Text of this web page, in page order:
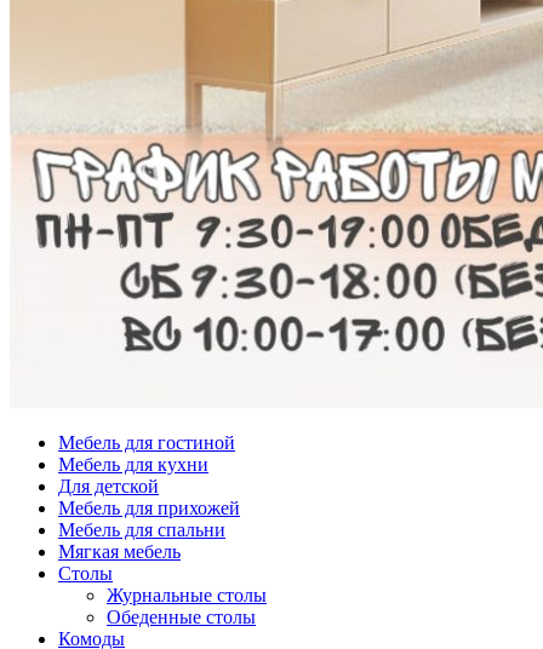
Мебель для гостиной
Мебель для кухни
Для детской
Мебель для прихожей
Мебель для спальни
Мягкая мебель
Столы
Журнальные столы
Обеденные столы
Комоды